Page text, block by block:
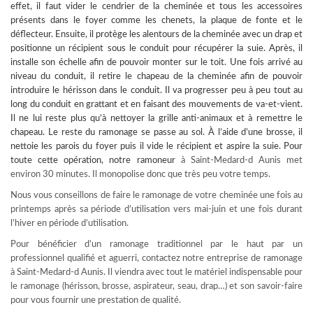
effet, il faut vider le cendrier de la cheminée et tous les accessoires
présents dans le foyer comme les chenets, la plaque de fonte et le
déflecteur. Ensuite, il protège les alentours de la cheminée avec un drap et
positionne un récipient sous le conduit pour récupérer la suie. Après, il
installe son échelle afin de pouvoir monter sur le toit. Une fois arrivé au
niveau du conduit, il retire le chapeau de la cheminée afin de pouvoir
introduire le hérisson dans le conduit. Il va progresser peu à peu tout au
long du conduit en grattant et en faisant des mouvements de va-et-vient.
Il ne lui reste plus qu’à nettoyer la grille anti-animaux et à remettre le
chapeau. Le reste du ramonage se passe au sol. À l’aide d’une brosse, il
nettoie les parois du foyer puis il vide le récipient et aspire la suie. Pour
toute cette opération, notre
ramoneurà Saint-Medard-d Aunis met
environ 30 minutes. Il monopolise donc que très peu votre temps.
Nous vous conseillons de faire le ramonage de votre cheminée une fois au
printemps après sa période d’utilisation vers mai-juin et une fois durant
l’hiver en période d’utilisation.
Pour bénéficier d’un ramonage traditionnel par le haut par un
professionnel qualifié et aguerri, contactez notre entreprise de ramonage
à Saint-Medard-d Aunis. Il viendra avec tout le matériel indispensable pour
le ramonage (hérisson, brosse, aspirateur, seau, drap…) et son savoir-faire
pour vous fournir une prestation de qualité.